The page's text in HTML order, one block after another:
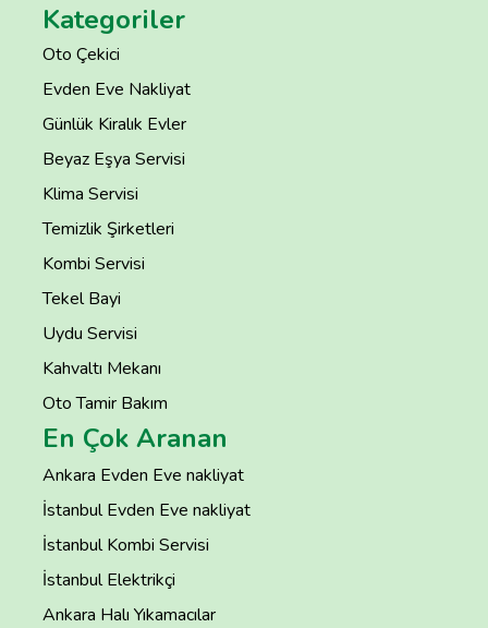
Kategoriler
Oto Çekici
Evden Eve Nakliyat
Günlük Kiralık Evler
Beyaz Eşya Servisi
Klima Servisi
Temizlik Şirketleri
Kombi Servisi
Tekel Bayi
Uydu Servisi
Kahvaltı Mekanı
Oto Tamir Bakım
En Çok Aranan
Ankara Evden Eve nakliyat
İstanbul Evden Eve nakliyat
İstanbul Kombi Servisi
İstanbul Elektrikçi
Ankara Halı Yıkamacılar